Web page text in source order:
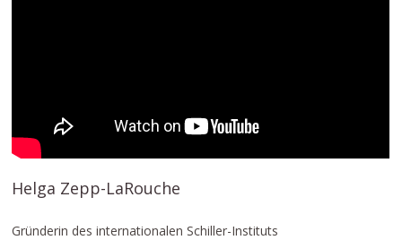
Helga Zepp-LaRouche
Gründerin des internationalen Schiller-Instituts